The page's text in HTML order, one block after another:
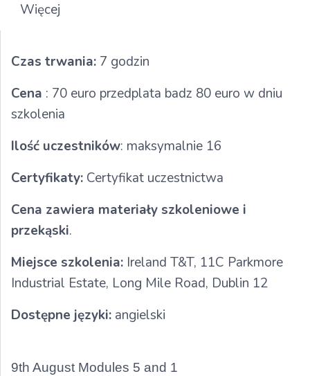
Więcej
Czas trwania: 7 godzin
Cena : 70 euro przedplata badz 80 euro w dniu
szkolenia
Ilość uczestników: maksymalnie 16
Certyfikaty: Certyfikat uczestnictwa
Cena zawiera materiały szkoleniowe i
przekąski.
Miejsce szkolenia: Ireland T&T, 11C Parkmore
Industrial Estate, Long Mile Road, Dublin 12
Dostępne języki: angielski
9th August Modules 5 and 1